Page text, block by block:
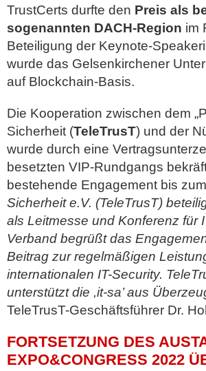
TrustCerts durfte den Preis als
sogenannten DACH-Region im
Beteiligung der Keynote-
wurde das Gelsenkirchener
auf Blockchain-Basis.
Die Kooperation zwischen dem
Sicherheit (TeleTrusT) und der
wurde durch eine
besetzten VIP-Rundgangs
bestehende Engagement bis
Sicherheit e.V. (TeleTrusT)
als Leitmesse und Konferenz für
Verband begrüßt das
Beitrag zur regelmäßigen
internationalen IT-Security.
unterstützt die ,it-sa’ aus
TeleTrusT-Geschäftsführer Dr.
FORTSETZUNG DES
EXPO&CONGRESS 2022